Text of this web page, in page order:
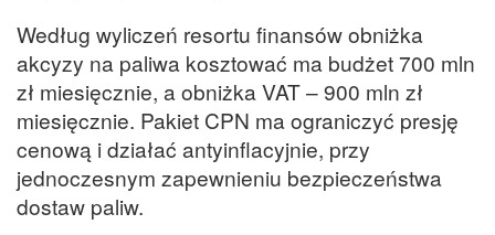
Według wyliczeń resortu finansów obniżka
akcyzy na paliwa kosztować ma budżet 700 mln
zł miesięcznie, a obniżka VAT – 900 mln zł
miesięcznie. Pakiet CPN ma ograniczyć presję
cenową i działać antyinflacyjnie, przy
jednoczesnym zapewnieniu bezpieczeństwa
dostaw paliw.